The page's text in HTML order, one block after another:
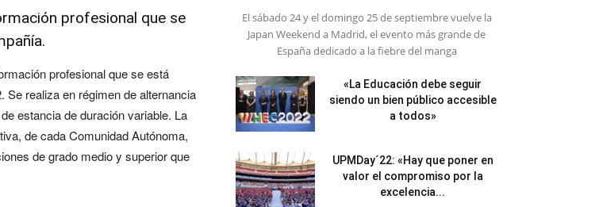
profesional que se
profesional que se está
realiza en régimen de alternancia
estancia de duración variable. La
de cada Comunidad Autónoma,
de grado medio y superior que
El sábado 24 y el domingo 25 de septiembre vuelve la
Japan Weekend a Madrid, el evento más grande de
España dedicado a la fiebre del manga
«La Educación debe seguir
siendo un bien público accesible
a todos»
UPMDay´22: «Hay que poner en
valor el compromiso por la
excelencia...